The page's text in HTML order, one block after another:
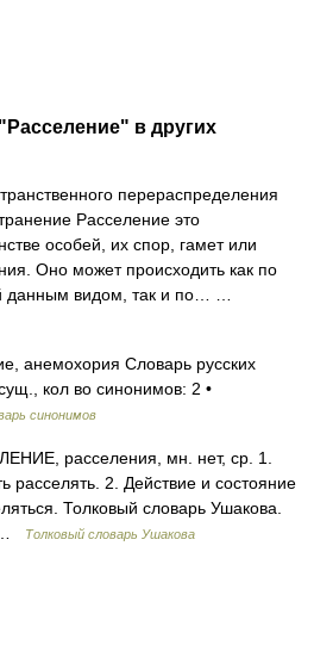
в других
перераспределения
Расселение это
особей, их спор, гамет или
Оно может происходить как по
данным видом, так и по… …
анемохория Словарь русских
кол во синонимов: 2 •
синонимов
расселения, мн. нет, ср. 1.
расселять. 2. Действие и состояние
Толковый словарь Ушакова.
…
Толковый словарь Ушакова